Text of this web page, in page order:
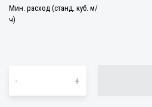
Мин. расход (станд. куб. м/
ч)
- +